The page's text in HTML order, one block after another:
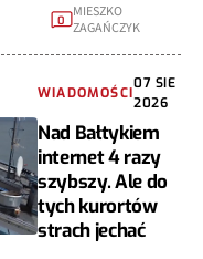
0 MIESZKO
ZAGAŃCZYK
WIADOMOŚCI
07 SIE
2026
Nad Bałtykiem
internet 4 razy
szybszy. Ale do
tych kurortów
strach jechać